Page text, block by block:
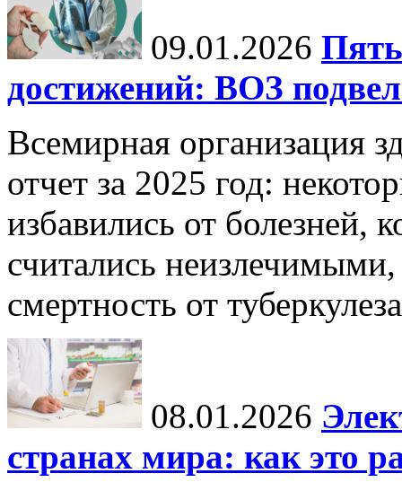
09.01.2026
достижений: ВОЗ
Всемирная организация
отчет за 2025 год:
избавились от болезней,
считались неизлечимыми,
смертность от
08.01.2026
странах мира: как это